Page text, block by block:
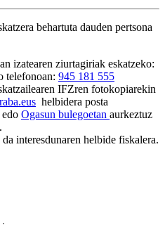
behartuta dauden pertsona
izatearen ziurtagiriak eskatzeko:
telefonoan: 945 181 555
IFZren fotokopiarekin
helbidera posta
Ogasun bulegoetan aurkeztuz
interesdunaren helbide fiskalera.